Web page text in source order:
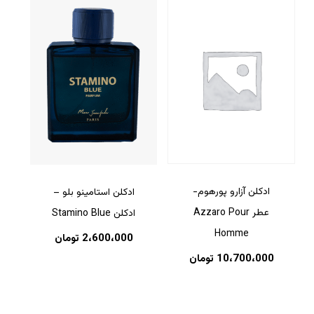
ادکلن آزارو پورهوم-
عطر Azzaro Pour
Homme
10،700،000 تومان
ادکلن استامینو بلو –
ادکلن Stamino Blue
2،600،000 تومان